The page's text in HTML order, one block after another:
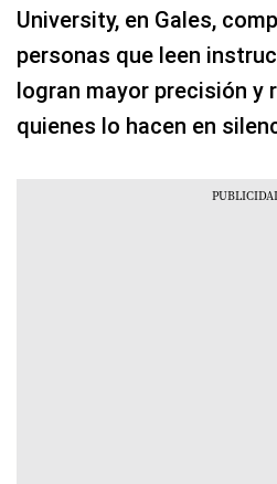
University, en Gales,
personas que leen
logran mayor precisión y
quienes lo hacen en